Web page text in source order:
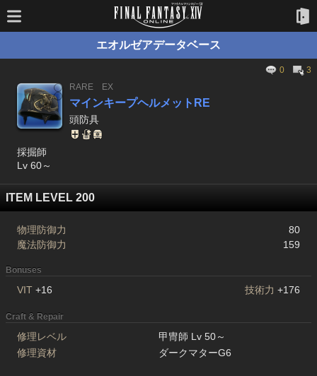
エオルゼアデータベース
0
3
RARE
EX
マインキープヘルメットRE
頭防具
採掘師
Lv 60～
ITEM LEVEL 200
物理防御力
80
魔法防御力
159
Bonuses
VIT +16 技術力 +176
Craft & Repair
修理レベル
甲冑師 Lv 50～
修理資材
ダークマターG6